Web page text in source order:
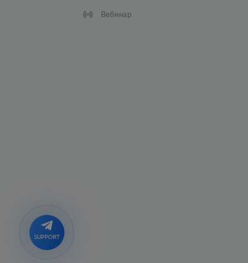
Вебинар
SUPPORT